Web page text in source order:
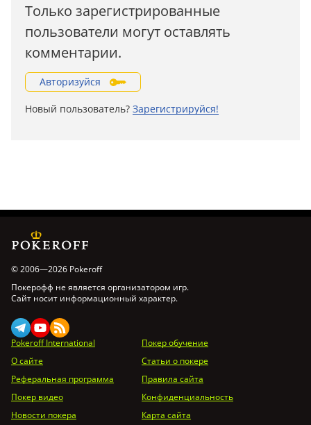
Только зарегистрированные
пользователи могут оставлять
комментарии.
Авторизуйся
Новый пользователь? Зарегистрируйся!
© 2006—2026 Pokeroff
Покерофф не является организатором игр.
Сайт носит информационный характер.
Pokeroff International
Покер обучение
О сайте
Статьи о покере
Реферальная программа
Правила сайта
Покер видео
Конфиденциальность
Новости покера
Карта сайта